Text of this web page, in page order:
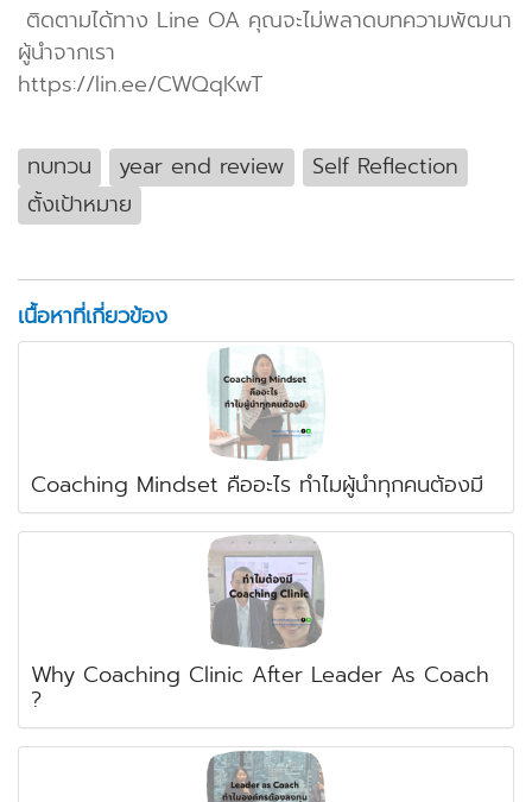
ติดตามได้ทาง Line OA คุณจะไม่พลาดบทความพัฒนา
ผู้นำจากเรา
https://lin.ee/CWQqKwT
ทบทวน year end review
Self Reflection
ตั้งเป้าหมาย
เนื้อหาที่เกี่ยวข้อง
Coaching Mindset คืออะไร ทำไมผู้นำทุกคนต้องมี
Why Coaching Clinic After Leader As Coach
?